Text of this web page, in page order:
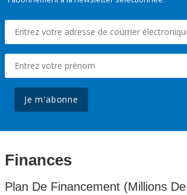
Je m'abonne
Finances
Plan De Financement (Millions